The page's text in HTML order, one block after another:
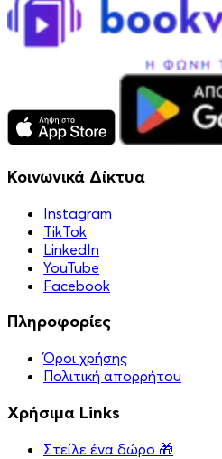
Κοινωνικά Δίκτυα
Instagram
TikTok
LinkedIn
YouTube
Facebook
Πληροφορίες
Όροι χρήσης
Πολιτική απορρήτου
Χρήσιμα Links
Στείλε ένα δώρο 🎁